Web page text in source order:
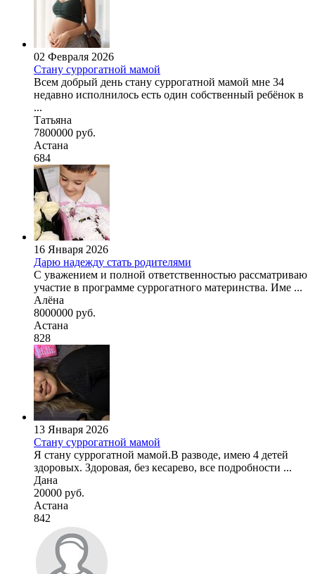
02 Февраля 2026
Стану суррогатной мамой
Всем добрый день стану суррогатной мамой мне 34
недавно исполнилось есть один собственный ребёнок в
...
Татьяна
7800000 руб.
Астана
684
16 Января 2026
Дарю надежду стать родителями
С уважением и полной ответственностью рассматриваю
участие в программе суррогатного материнства. Име ...
Алёна
8000000 руб.
Астана
828
13 Января 2026
Стану суррогатной мамой
Я стану суррогатной мамой.В разводе, имею 4 детей
здоровых. Здоровая, без кесарево, все подробности ...
Дана
20000 руб.
Астана
842